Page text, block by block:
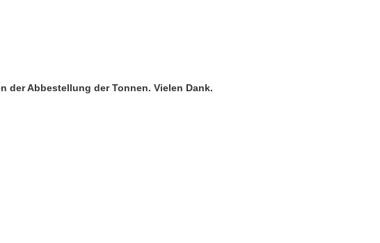
der Abbestellung der Tonnen. Vielen Dank.